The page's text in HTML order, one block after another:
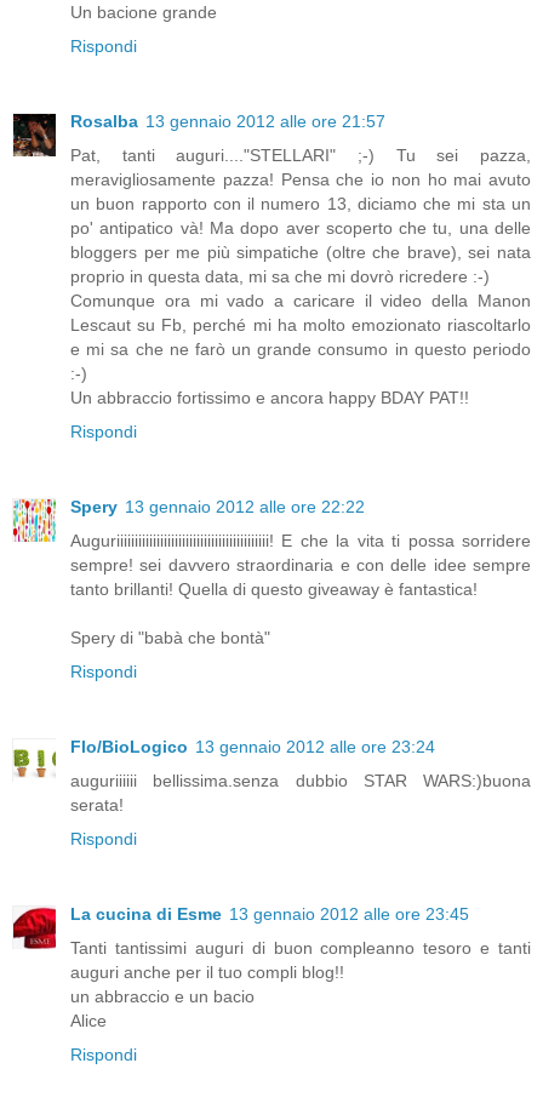
Un bacione grande
Rispondi
Rosalba 13 gennaio 2012 alle ore 21:57
Pat, tanti auguri...."STELLARI" ;-) Tu sei pazza,
meravigliosamente pazza! Pensa che io non ho mai avuto
un buon rapporto con il numero 13, diciamo che mi sta un
po' antipatico và! Ma dopo aver scoperto che tu, una delle
bloggers per me più simpatiche (oltre che brave), sei nata
proprio in questa data, mi sa che mi dovrò ricredere :-)
Comunque ora mi vado a caricare il video della Manon
Lescaut su Fb, perché mi ha molto emozionato riascoltarlo
e mi sa che ne farò un grande consumo in questo periodo
:-)
Un abbraccio fortissimo e ancora happy BDAY PAT!!
Rispondi
Spery 13 gennaio 2012 alle ore 22:22
Auguriiiiiiiiiiiiiiiiiiiiiiiiiiiiiiiiiiiiiiiiii! E che la vita ti possa sorridere
sempre! sei davvero straordinaria e con delle idee sempre
tanto brillanti! Quella di questo giveaway è fantastica!
Spery di "babà che bontà"
Rispondi
Flo/BioLogico 13 gennaio 2012 alle ore 23:24
auguriiiiii bellissima.senza dubbio STAR WARS:)buona
serata!
Rispondi
La cucina di Esme 13 gennaio 2012 alle ore 23:45
Tanti tantissimi auguri di buon compleanno tesoro e tanti
auguri anche per il tuo compli blog!!
un abbraccio e un bacio
Alice
Rispondi